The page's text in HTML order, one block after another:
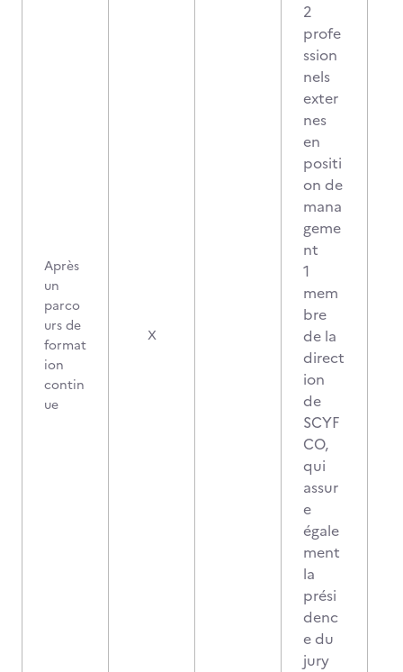
Après
un
parco
urs de
format
ion
contin
ue
X
2
profe
ssion
nels
exter
nes
en
positi
on de
mana
geme
nt
1
mem
bre
de la
direct
ion
de
SCYF
CO,
qui
assur
e
égale
ment
la
prési
denc
e du
jury